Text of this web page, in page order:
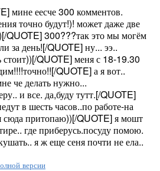
мине еесче 300 комментов.
точно будут!)! может даже две
QUOTE] 300???так это мы могём
за день![/QUOTE] ну... ээ..
стоит))[/QUOTE] меня с 18-19.30
QUOTE] а я вот..
че делать нужно...
и все. да,буду тутт.[/QUOTE]
в шесть часов..по работе-на
сюда притопаю))[/QUOTE] я мошт
где приберусь.посуду помою.
я ж еще сеня почти не ела..
версии